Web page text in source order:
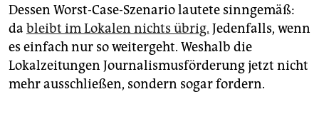
Dessen Worst-Case-Szenario lautete sinngemäß:
da bleibt im Lokalen nichts übrig. Jedenfalls, wenn
es einfach nur so weitergeht. Weshalb die
Lokalzeitungen Journalismusförderung jetzt nicht
mehr ausschließen, sondern sogar fordern.